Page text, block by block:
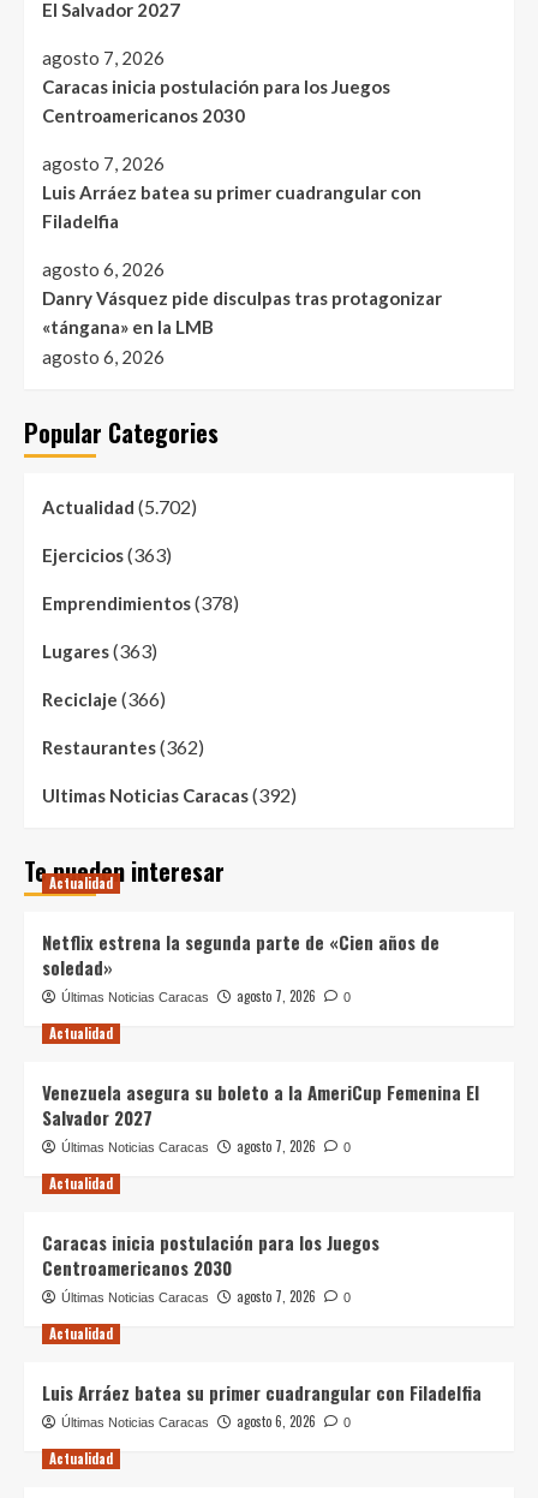
El Salvador 2027
agosto 7, 2026
Caracas inicia postulación para los Juegos
Centroamericanos 2030
agosto 7, 2026
Luis Arráez batea su primer cuadrangular con
Filadelfia
agosto 6, 2026
Danry Vásquez pide disculpas tras protagonizar
«tángana» en la LMB
agosto 6, 2026
Popular Categories
Actualidad (5.702)
Ejercicios(363)
Emprendimientos(378)
Lugares(363)
Reciclaje (366)
Restaurantes(362)
Ultimas Noticias Caracas(392)
Te pueden interesar
Actualidad
Netflix estrena la segunda parte de «Cien años de
soledad»
Últimas Noticias Caracas agosto 7, 2026 0
Actualidad
Venezuela asegura su boleto a la AmeriCup Femenina El
Salvador 2027
Últimas Noticias Caracas agosto 7, 2026 0
Actualidad
Caracas inicia postulación para los Juegos
Centroamericanos 2030
Últimas Noticias Caracas agosto 7, 2026 0
Actualidad
Luis Arráez batea su primer cuadrangular con Filadelfia
Últimas Noticias Caracas agosto 6, 2026 0
Actualidad